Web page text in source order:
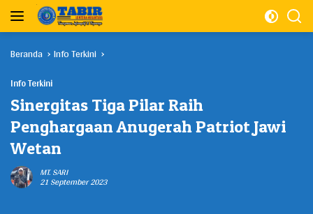
Langsung
konten
Beranda
Info Terkini
Info Terkini
Sinergitas Tiga Pilar Raih
Penghargaan Anugerah Patriot Jawi
Wetan
MT. SARI
21 September 2023